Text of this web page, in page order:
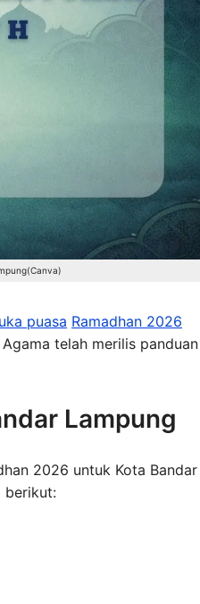
puasa Ramadhan 2026
telah merilis panduan
Lampung
2026 untuk Kota Bandar
berikut: